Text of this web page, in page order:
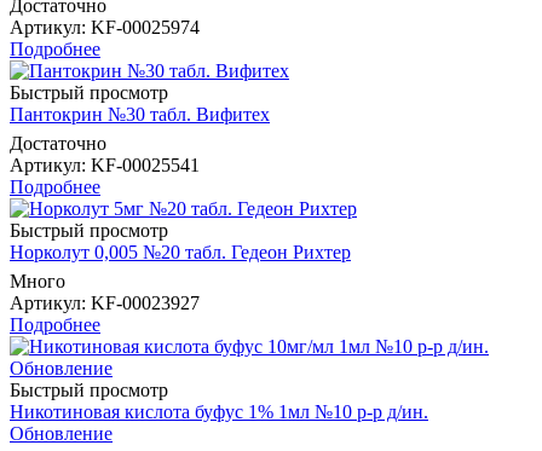
Достаточно
Артикул: KF-00025974
Подробнее
Быстрый просмотр
Пантокрин №30 табл. Вифитех
Достаточно
Артикул: KF-00025541
Подробнее
Быстрый просмотр
Норколут 0,005 №20 табл. Гедеон Рихтер
Много
Артикул: KF-00023927
Подробнее
Быстрый просмотр
Никотиновая кислота буфус 1% 1мл №10 р-р д/ин.
Обновление